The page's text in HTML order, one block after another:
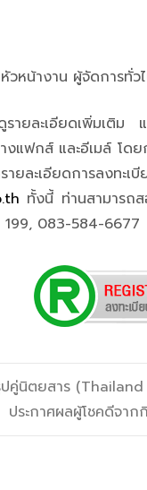
วหน้างาน ผู้จัดการทั่
ายละเอียดเพิ่มเติม
งแฟกส์ และอีเมล์ โ
รายละเอียดการ
ทั้งนี้ ท่านสามารถ
083-584-6677
คู่นิตยสาร
ประกาศผลผู้โชคดีจา